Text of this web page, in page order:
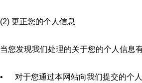
(2) 更正您的个人信息
当您发现我们处理的关于您的个人信息
• 对于您通过本网站向我们提交的个